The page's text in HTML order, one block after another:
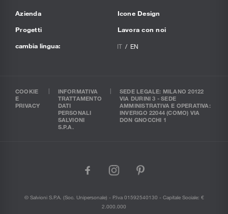
Azienda
Progetti
Icone Design
Lavora con noi
cambia lingua:
IT EN
COOKIE
E
PRIVACY
INFORMATIVA
TRATTAMENTO
DATI
PERSONALI
SALVIONI
S.P.A.
SEDE LEGALE: MILANO 20122
VIA DURINI 3 - SEDE
AMMINISTRATIVA E OPERATIVA:
INVERIGO 22044 (COMO) VIA
DON GNOCCHI 1
facebook
instagram
pinterest
© Salvioni S.P.A. (soc. Unipersonale) - P.Iva 01592540130 - Capitale Sociale: €
2.000.000